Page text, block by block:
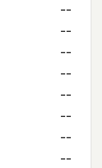
--
--
--
--
--
--
--
--